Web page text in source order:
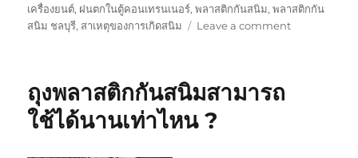
เครื่องยนต์, ฝนตกในตู้คอนเทรนเนอร์,พลาสติกกันสนิม,พลาสติกกัน
สนิม ชลบุรี, สาเหตุของการเกิดสนิม Leave a commenton
ถุงพลาสติกกันสนิมสามารถ
ใช้ได้นานเท่าไหน ?